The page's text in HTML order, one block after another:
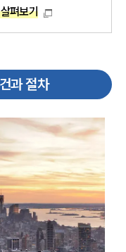
펴보기
과 절차